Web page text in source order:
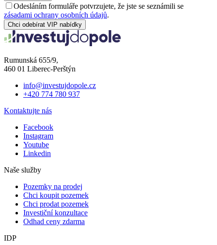
Odesláním formuláře potvrzujete, že jste se seznámili se
zásadami ochrany osobních údajů.
Chci odebírat VIP nabídky
Rumunská 655/9,
460 01 Liberec-Perštýn
info@investujdopole.cz
+420 774 780 937
Kontaktujte nás
Facebook
Instagram
Youtube
Linkedin
Naše služby
Pozemky na prodej
Chci koupit pozemek
Chci prodat pozemek
Investiční konzultace
Odhad ceny zdarma
IDP